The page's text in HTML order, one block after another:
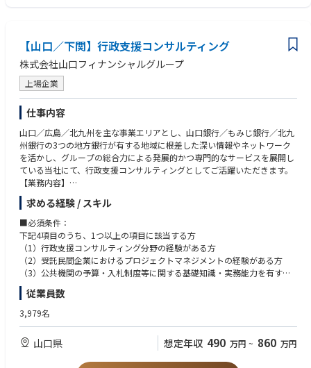
現場理解を活かしながら、経営改善に直結する支援に携わることで、実務
経験をより高い価値へと昇華できます。
・社会的意義の高い領域への貢献
医療・介護事業者の経営改善は地域の医療・介護体制の維持に直結してお
り、社会的インパクトの大きい仕事に関われます。
【山口／下関】行政支援コンサルティング
株式会社山口フィナンシャルグループ
上場企業
仕事内容
山口／広島／北九州を主な事業エリアとし、山口銀行／もみじ銀行／北九
州銀行の3つの地方銀行が有する地域に根差した深い情報やネットワーク
を活かし、グループの総合力による発展的かつ専門的なサービスを展開し
ている当社にて、行政支援コンサルティングとしてご活躍いただきます。
【業務内容】
・中央省庁や地方公共団体等への政策提言や企画提案
・中央省庁や地方公共団体等からの受託業務対応（主にはPPP／PFIやま
ちづくりに関する分野）
・PPP案件やまちづくりを行う事業者支援（事業マネジメント等）
【当社の強み】
後継者不在企業の事業承継課題の解決と都市部の優秀な若者に「経営者」
フト社と連携した地域のDX推進拠点「Azure HiroshimaBase」の開設な
ど、地域のフロントランナーとして従来の金融の枠に囚われない事業に取
り組んでいます。
求める経験 / スキル
■必須条件：
下記4項目のうち、1つ以上の項目に該当する方
（1）行政支援コンサルティング分野の経験がある方
（2）受託民間企業におけるプロジェクトマネジメントの経験がある方
（3）公共機関の予算・入札制度等に関する基礎知識・実務能力を有する
方
（4）官公庁における公共施設等の維持整備に関するプロジェクト推進・
発注等の業務経験がある方
従業員数
3,979名
山口県 想定年収 490 万円 ~ 860 万円